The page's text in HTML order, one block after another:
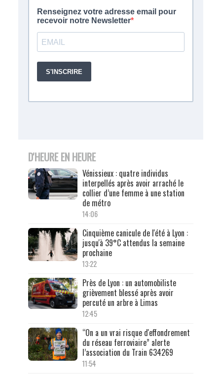
D'HEURE EN HEURE
Vénissieux : quatre individus
interpellés après avoir arraché le
collier d’une femme à une station
de métro
14:06
Cinquième canicule de l'été à Lyon :
jusqu'à 39°C attendus la semaine
prochaine
13:22
Près de Lyon : un automobiliste
grièvement blessé après avoir
percuté un arbre à Limas
12:45
“On a un vrai risque d'effondrement
du réseau ferroviaire” alerte
l’association du Train 634269
11:54